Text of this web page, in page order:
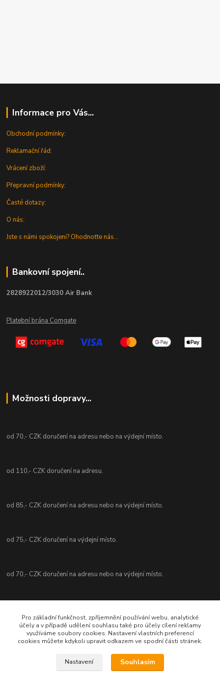
Informace pro Vás...
Obchodní podmínky:
Reklamační řád:
Vrácení zboží:
Přepravní podmínky:
Časté dotazy:
O nás:
Jste s námi spokojeni? Ohodnoťte nás...
Bankovní spojení..
2828922012/3030 Air Bank
Platební brána Comgate
Možnosti dopravy...
od 70,- CZK doručení na adresu nebo na výdejní místo.
od 110,- CZK doručení na adresu.
od 85,- CZK doručení na adresu nebo na výdejní místo.
od 75,- CZK doručení na výdejní místo.
od 70,- CZK doručení na adresu nebo na výdejní místo.
Akordshop.cz
+420731485643
Po - Pá od 10 - 16 hod.
Pro základní funkčnost, zpříjemnění používání webu, analytické
účely a v případě udělení souhlasu také pro účely cílení reklamy
využíváme soubory cookies. Nastavení vlastních preferencí
cookies můžete kdykoli upravit odkazem ve spodní části stránek.
Nastavení Souhlasím